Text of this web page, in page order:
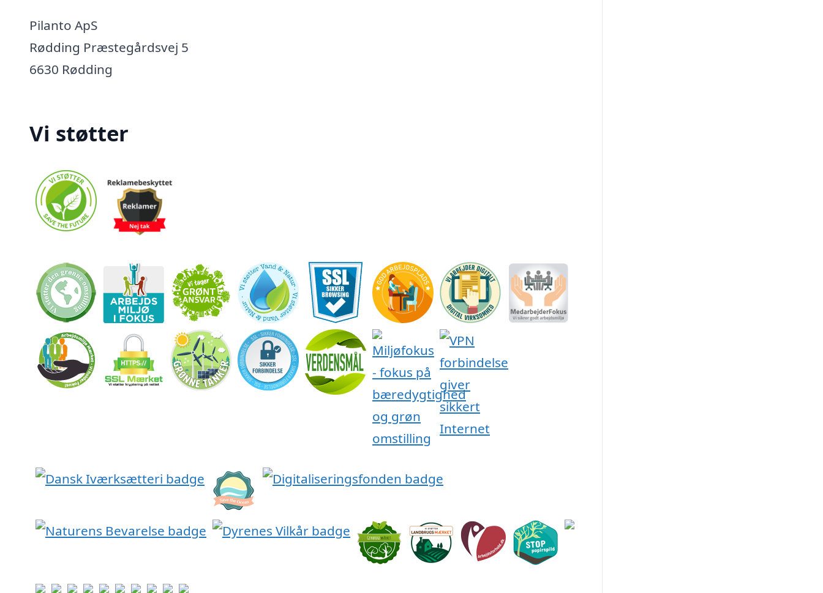
Pilanto ApS
Rødding Præstegårdsvej 5
6630 Rødding
Vi støtter